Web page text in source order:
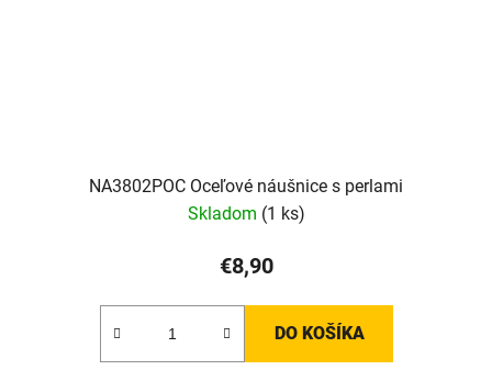
NA3802POC Oceľové náušnice s perlami
Skladom (1 ks)
€8,90
DO KOŠÍKA